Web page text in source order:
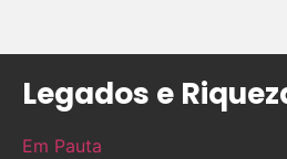
Legados e
Em Pauta